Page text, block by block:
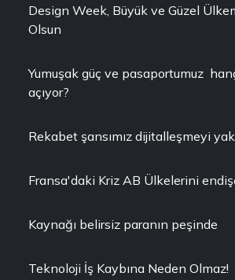
Design Week, Büyük ve Güzel
Olsun
Yumuşak güç ve pasaportumuz
açıyor?
Rekabet şansımız dijitalleşmeyi
Fransa'daki Kriz AB Ülkelerini
Kaynağı belirsiz paranın peşinde
Teknoloji İş Kaybına Neden Olmaz!